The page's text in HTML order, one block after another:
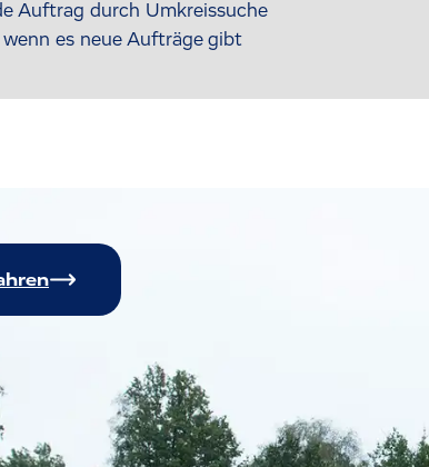
Auftrag durch Umkreissuche
es neue Aufträge gibt